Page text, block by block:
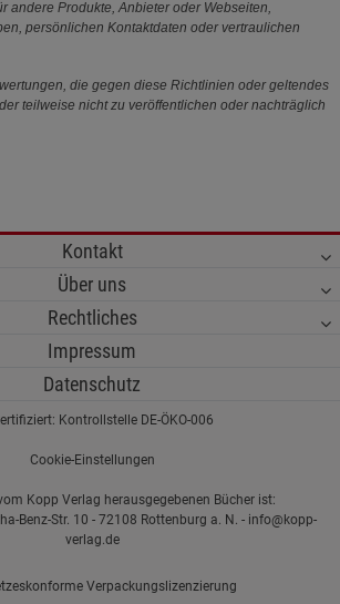
andere Produkte, Anbieter oder Webseiten,
persönlichen Kontaktdaten oder vertraulichen
die gegen diese Richtlinien oder geltendes
teilweise nicht zu veröffentlichen oder nachträglich
Kontakt
Über uns
Rechtliches
Impressum
Datenschutz
Kontrollstelle DE-ÖKO-006
Cookie-Einstellungen
Kopp Verlag herausgegebenen Bücher ist:
Benz-Str. 10 - 72108 Rottenburg a. N. - info@kopp-
verlag.de
Verpackungslizenzierung